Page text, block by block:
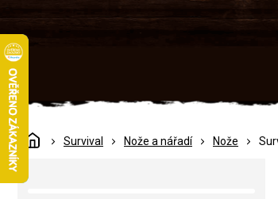
DomůSurvival Nože a nářadí Nože
P
o